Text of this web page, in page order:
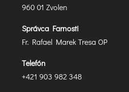
960 01 Zvolen
Správca Farnosti
Fr. Rafael Marek Tresa OP
Telefón
+421 903 982 348